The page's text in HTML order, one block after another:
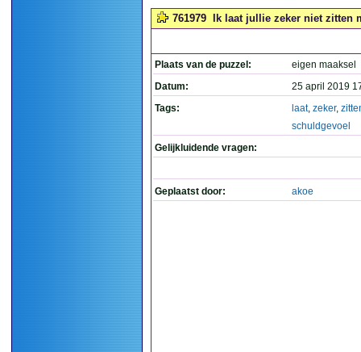
761979 Ik laat jullie zeker niet zitten
Plaats van de puzzel:
eigen maaksel
Datum:
25 april 2019
Tags:
laat, zeker,
schuldgevoel
Gelijkluidende vragen:
Geplaatst door: akoe